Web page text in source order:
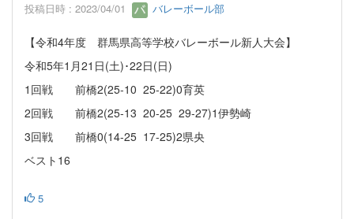
投稿日時 : 2023/04/01 バレーボール部
【令和4年度 群馬県高等学校バレーボール新人大会】
令和5年1月21日(土)･22日(日)
1回戦 前橋2(25-10 25-22)0育英
2回戦 前橋2(25-13 20-25 29-27)1伊勢崎
3回戦 前橋0(14-25 17-25)2県央
ベスト16
5